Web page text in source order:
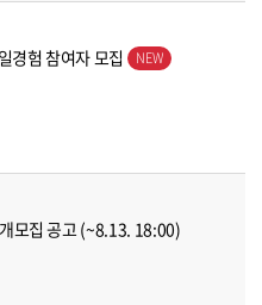
경험 참여자 모집
모집 공고 (~8.13. 18:00)